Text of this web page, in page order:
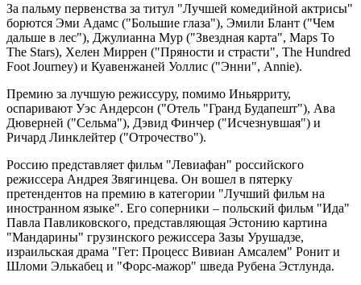
За пальму первенства за титул "Лучшей комедийной актрисы"
борются Эми Адамс ("Большие глаза"), Эмили Блант ("Чем
дальше в лес"), Джулианна Мур ("Звездная карта", Maps To
The Stars), Хелен Миррен ("Пряности и страсти", The Hundred
Foot Journey) и Куавенжаней Уоллис ("Энни", Annie).
Премию за лучшую режиссуру, помимо Иньярриту,
оспаривают Уэс Андерсон ("Отель "Гранд Будапешт"), Ава
Дюверней ("Сельма"), Дэвид Финчер ("Исчезнувшая") и
Ричард Линклейтер ("Отрочество").
Россию представляет фильм "Левиафан" российского
режиссера Андрея Звягинцева. Он вошел в пятерку
претендентов на премию в категории "Лучший фильм на
иностранном языке". Его соперники – польский фильм "Ида"
Павла Павликовского, представляющая Эстонию картина
"Мандарины" грузинского режиссера Зазы Урушадзе,
израильская драма "Гет: Процесс Вивиан Амсалем" Ронит и
Шломи Элькабец и "Форс-мажор" шведа Рубена Эстлунда.